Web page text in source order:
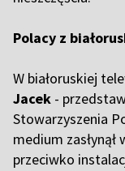
Polacy z
W białoruskiej
Jacek -
Stowarzyszenia
medium
przeciwko